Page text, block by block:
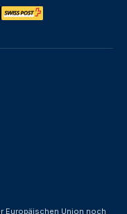
Europäischen Union noch